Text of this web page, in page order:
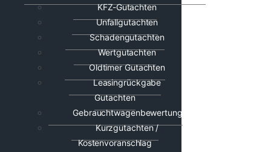
KFZ-Gutachten
Unfallgutachten
Schadengutachten
Wertgutachten
Oldtimer Gutachten
Leasingrückgabe
Gutachten
Gebrauchtwagenbewertung
Kurzgutachten /
Kostenvoranschlag